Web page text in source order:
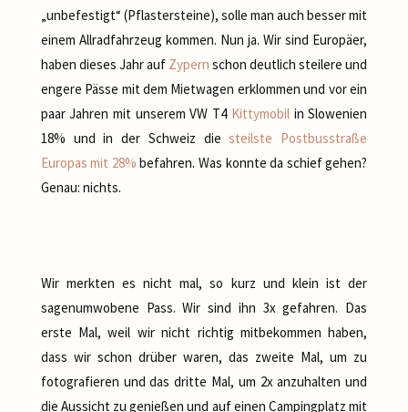
„unbefestigt“ (Pflastersteine), solle man auch besser mit
einem Allradfahrzeug kommen. Nun ja. Wir sind Europäer,
haben dieses Jahr auf Zypern schon deutlich steilere und
engere Pässe mit dem Mietwagen erklommen und vor ein
paar Jahren mit unserem VW T4 Kittymobilin Slowenien
18% und in der Schweiz diesteilste Postbusstraße
Europas mit 28% befahren. Was konnte da schief gehen?
Genau: nichts.
Wir merkten es nicht mal, so kurz und klein ist der
sagenumwobene Pass. Wir sind ihn 3x gefahren. Das
erste Mal, weil wir nicht richtig mitbekommen haben,
dass wir schon drüber waren, das zweite Mal, um zu
fotografieren und das dritte Mal, um 2x anzuhalten und
die Aussicht zu genießen und auf einen Campingplatz mit